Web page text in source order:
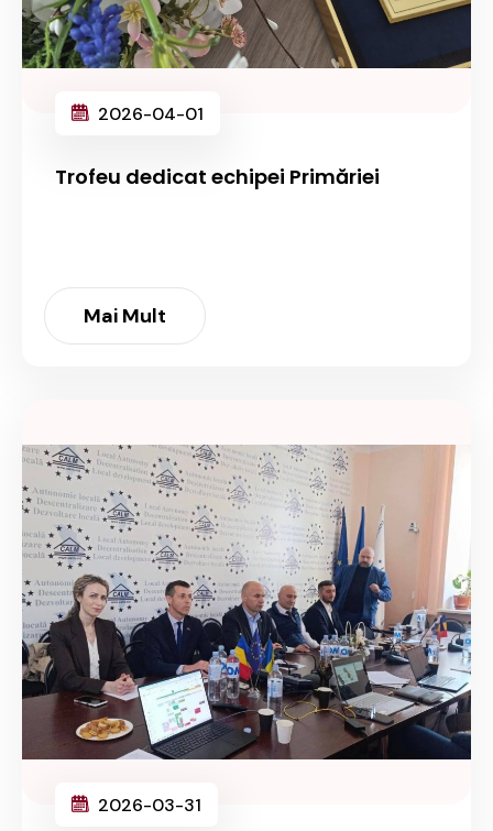
2026-04-01
Trofeu dedicat echipei Primăriei
Mai Mult
2026-03-31